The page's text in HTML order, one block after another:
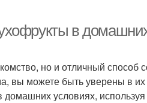
в
но и отличный способ
вы можете быть уверены в их
домашних условиях,